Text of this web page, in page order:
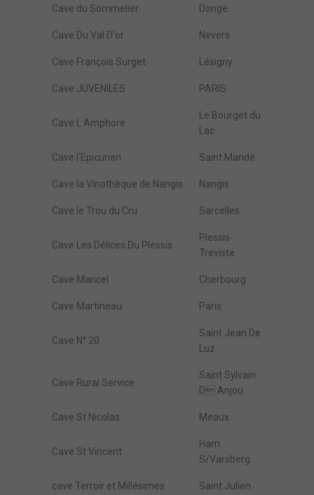
Cave du Sommelier Donge
Cave Du Val D'or Nevers
Cave François Surget Lésigny
Cave JUVENILES PARIS
Cave L Amphore
Le Bourget du
Lac
Cave l'Epicurien Saint Mandé
Cave la Vinothèque de Nangis Nangis
Cave le Trou du Cru Sarcelles
Cave Les Délices Du Plessis
Plessis-
Treviste
Cave Mancel Cherbourg
Cave Martineau Paris
Cave N° 20
Saint Jean De
Luz
Cave Rural Service
Saint Sylvain
D Anjou
Cave St Nicolas Meaux
Cave St Vincent
Ham
S/Varsberg
cave Terroir et Millésimes Saint Julien